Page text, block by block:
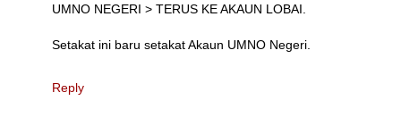
UMNO NEGERI > TERUS KE AKAUN LOBAI.
Setakat ini baru setakat Akaun UMNO Negeri.
Reply